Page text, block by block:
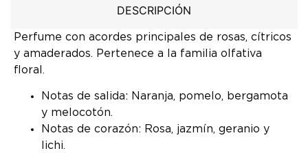
DESCRIPCIÓN
Perfume con acordes principales de rosas, cítricos
y amaderados. Pertenece a la familia olfativa
floral.
Notas de salida: Naranja, pomelo, bergamota
y melocotón.
Notas de corazón: Rosa, jazmín, geranio y
lichi.